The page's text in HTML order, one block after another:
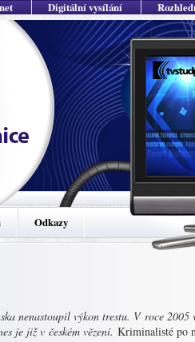
Digitální vysílání
Odkazy
nenastoupil výkon trestu. V roce 2005
je již v českém vězení. Kriminalisté po